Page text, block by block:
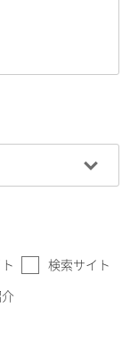
検索サイト